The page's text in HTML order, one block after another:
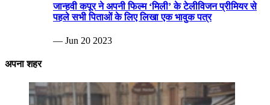
जान्हवी कपूर ने अपनी फिल्म ‘मिली’ के टेलीविजन प्रीमियर से
पहले सभी पिताओं के लिए लिखा एक भावुक पत्र
— Jun 20 2023
अपना शहर